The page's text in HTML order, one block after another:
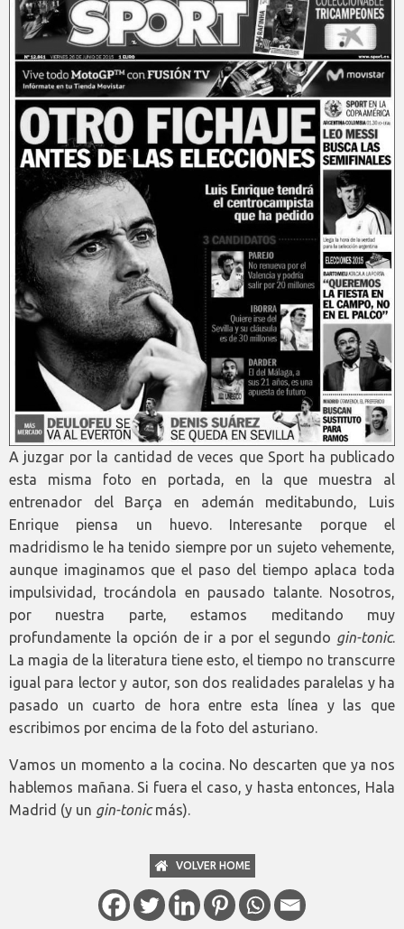
A juzgar por la cantidad de veces que Sport ha publicado
esta misma foto en portada, en la que muestra al
entrenador del Barça en ademán meditabundo, Luis
Enrique piensa un huevo. Interesante porque el
madridismo le ha tenido siempre por un sujeto vehemente,
aunque imaginamos que el paso del tiempo aplaca toda
impulsividad, trocándola en pausado talante. Nosotros,
por nuestra parte, estamos meditando muy
profundamente la opción de ir a por el segundo gin-tonic.
La magia de la literatura tiene esto, el tiempo no transcurre
igual para lector y autor, son dos realidades paralelas y ha
pasado un cuarto de hora entre esta línea y las que
escribimos por encima de la foto del asturiano.
Vamos un momento a la cocina. No descarten que ya nos
hablemos mañana. Si fuera el caso, y hasta entonces, Hala
Madrid (y un gin-tonicmás).
VOLVER HOME